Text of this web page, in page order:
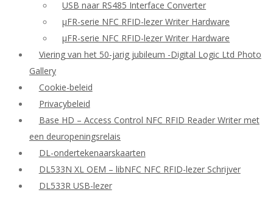
USB naar RS485 Interface Converter
μFR-serie NFC RFID-lezer Writer Hardware
μFR-serie NFC RFID-lezer Writer Hardware
Viering van het 50-jarig jubileum -Digital Logic Ltd Photo
Gallery
Cookie-beleid
Privacybeleid
Base HD – Access Control NFC RFID Reader Writer met
een deuropeningsrelais
DL-ondertekenaarskaarten
DL533N XL OEM – libNFC NFC RFID-lezer Schrijver
DL533R USB-lezer